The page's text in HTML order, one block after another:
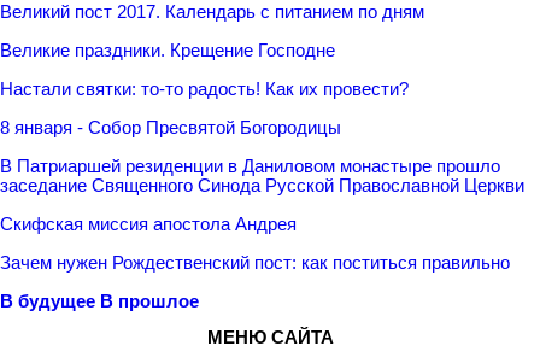
Великий пост 2017. Календарь с питанием по дням
Великие праздники. Крещение Господне
Настали святки: то-то радость! Как их провести?
8 января - Собор Пресвятой Богородицы
В Патриаршей резиденции в Даниловом монастыре прошло
заседание Священного Синода Русской Православной Церкви
Скифская миссия апостола Андрея
Зачем нужен Рождественский пост: как поститься правильно
В будущее В прошлое
МЕНЮ САЙТА